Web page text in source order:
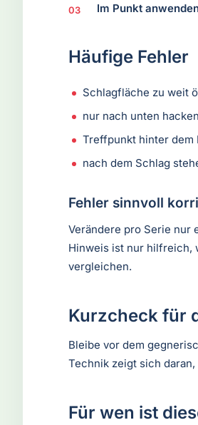
Im Punkt
Häufige Fehler
Schlagfläche zu weit
nur nach unten hacken
Treffpunkt hinter dem
nach dem Schlag
Fehler sinnvoll
Verändere pro Serie nur
Hinweis ist nur hilfreich,
vergleichen.
Kurzcheck für
Bleibe vor dem
Technik zeigt sich
Für wen ist